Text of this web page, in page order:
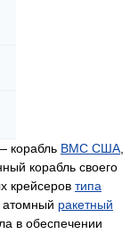
корабль ВМС США
корабль своего
крейсеров типа
атомный ракетный
в обеспечении